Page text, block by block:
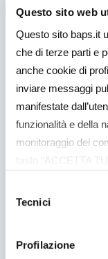
Questo sito web
Questo sito baps.it
che di terze parti e
anche cookie di
inviare messaggi
manifestate
funzionalità e della
monitoraggio dei
tasto “ACCETTA
analitici. Il
qualsiasi
preferenze può
ogni momento,
delTecnici
Profilazione
Il CdA
al 30